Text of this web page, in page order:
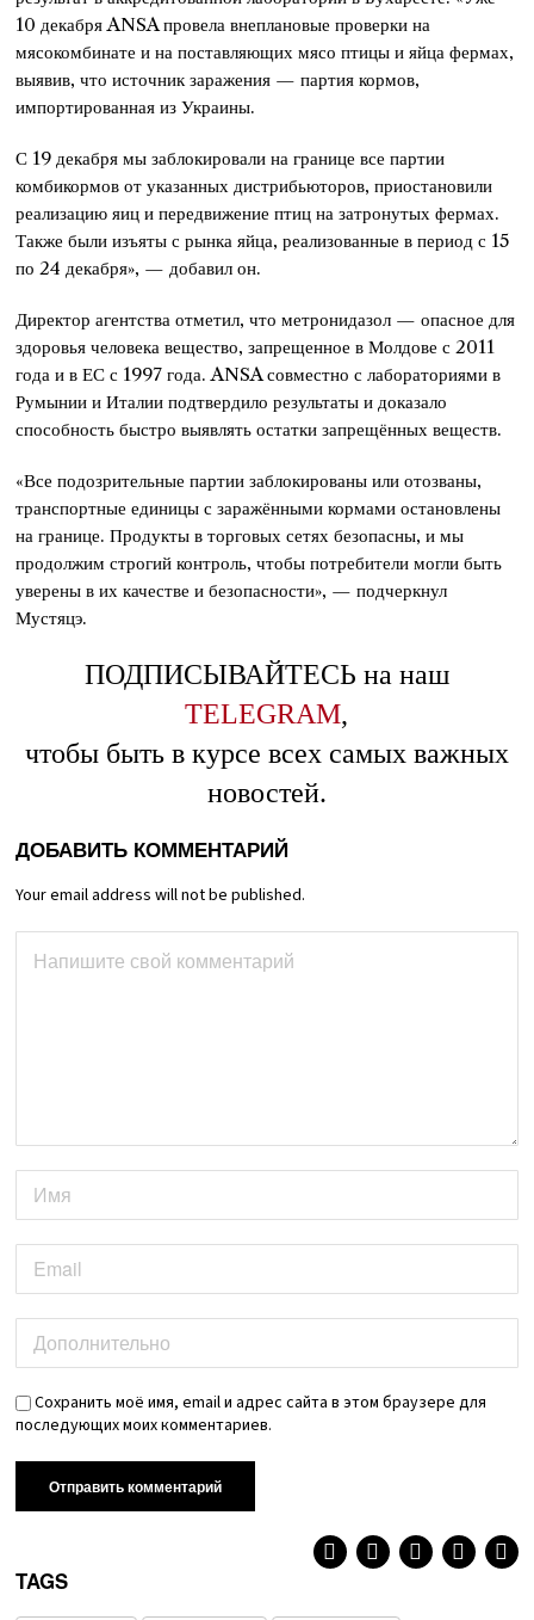
10 декабря ANSA провела внеплановые проверки на
мясокомбинате и на поставляющих мясо птицы и яйца фермах,
выявив, что источник заражения — партия кормов,
импортированная из Украины.
С 19 декабря мы заблокировали на границе все партии
комбикормов от указанных дистрибьюторов, приостановили
реализацию яиц и передвижение птиц на затронутых фермах.
Также были изъяты с рынка яйца, реализованные в период с 15
по 24 декабря», — добавил он.
Директор агентства отметил, что метронидазол — опасное для
здоровья человека вещество, запрещенное в Молдове с 2011
года и в ЕС с 1997 года. ANSA совместно с лабораториями в
Румынии и Италии подтвердило результаты и доказало
способность быстро выявлять остатки запрещённых веществ.
«Все подозрительные партии заблокированы или отозваны,
транспортные единицы с заражёнными кормами остановлены
на границе. Продукты в торговых сетях безопасны, и мы
продолжим строгий контроль, чтобы потребители могли быть
уверены в их качестве и безопасности», — подчеркнул
Мустяцэ.
ПОДПИСЫВАЙТЕСЬ на наш
TELEGRAM,
чтобы быть в курсе всех самых важных
новостей.
ДОБАВИТЬ КОММЕНТАРИЙ
Your email address will not be published.
Сохранить моё имя, email и адрес сайта в этом браузере для
последующих моих комментариев.
TAGS